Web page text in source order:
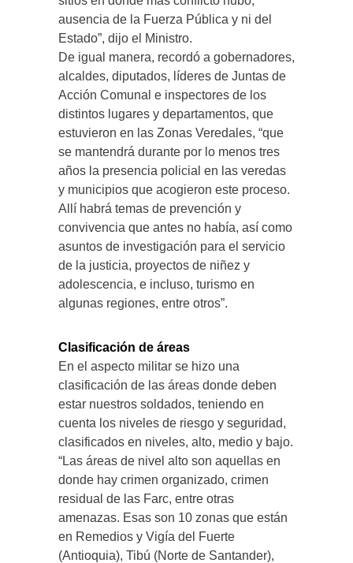
ausencia de la Fuerza Pública y ni del
Estado”, dijo el Ministro.
De igual manera, recordó a gobernadores,
alcaldes, diputados, líderes de Juntas de
Acción Comunal e inspectores de los
distintos lugares y departamentos, que
estuvieron en las Zonas Veredales, “que
se mantendrá durante por lo menos tres
años la presencia policial en las veredas
y municipios que acogieron este proceso.
Allí habrá temas de prevención y
convivencia que antes no había, así como
asuntos de investigación para el servicio
de la justicia, proyectos de niñez y
adolescencia, e incluso, turismo en
algunas regiones, entre otros”.
Clasificación de áreas
En el aspecto militar se hizo una
clasificación de las áreas donde deben
estar nuestros soldados, teniendo en
cuenta los niveles de riesgo y seguridad,
clasificados en niveles, alto, medio y bajo.
“Las áreas de nivel alto son aquellas en
donde hay crimen organizado, crimen
residual de las Farc, entre otras
amenazas. Esas son 10 zonas que están
en Remedios y Vigía del Fuerte
(Antioquia), Tibú (Norte de Santander),